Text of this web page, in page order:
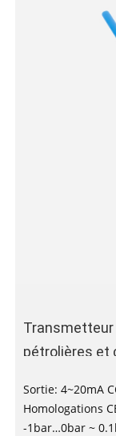
Transmetteur
pétrolières et
Sortie: 4~20mA
Homologations
-1bar…0bar ~